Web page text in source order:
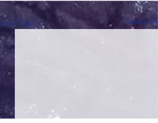
Son Yazılar Hepsini Gör